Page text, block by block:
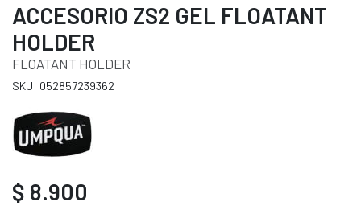
ACCESORIO ZS2 GEL FLOATANT
HOLDER
FLOATANT HOLDER
SKU: 052857239362
$ 8.900